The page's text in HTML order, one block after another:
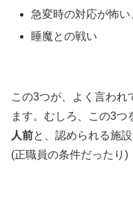
急変時の対応が怖
睡魔との戦い
この3つが、よく言われ
ます。むしろ、この3つ
人前と、認められる施
(正職員の条件だったり)